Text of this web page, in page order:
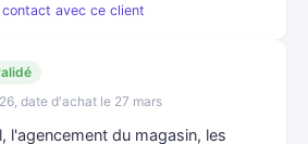
contact avec ce client
date d'achat le 27 mars
l'agencement du magasin, les